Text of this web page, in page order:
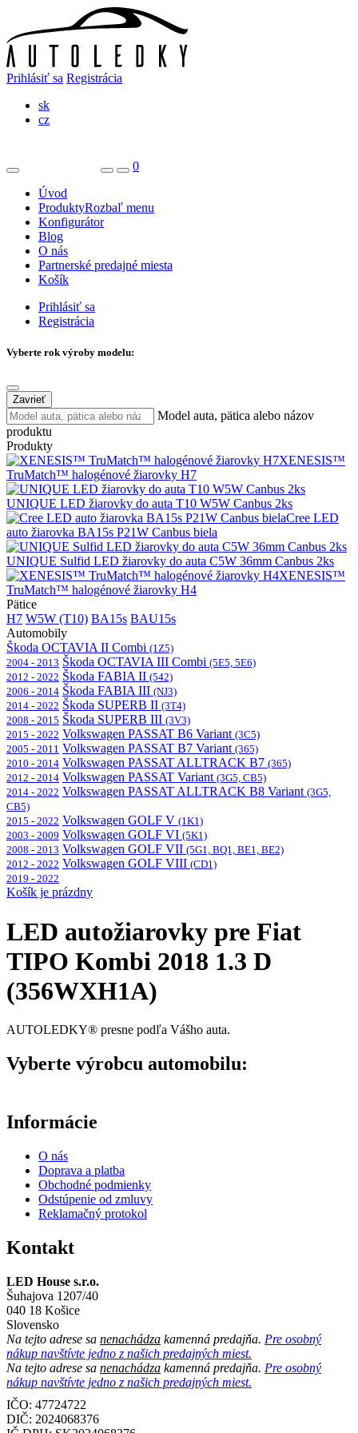
Prihlásiť sa Registrácia
sk
cz
0
Úvod
ProduktyRozbaľ menu
Konfigurátor
Blog
O nás
Partnerské predajné miesta
Košík
Prihlásiť sa
Registrácia
Vyberte rok výroby modelu:
Zavrieť
Model auta, pätica alebo názov
produktu
Produkty
XENESIS™
TruMatch™ halogénové žiarovky H7
UNIQUE LED žiarovky do auta T10 W5W Canbus 2ks
Cree LED
auto žiarovka BA15s P21W Canbus biela
UNIQUE Sulfid LED žiarovky do auta C5W 36mm Canbus 2ks
XENESIS™
TruMatch™ halogénové žiarovky H4
Pätice
H7 W5W (T10) BA15s BAU15s
Automobily
Škoda OCTAVIA II Combi (1Z5)
2004 - 2013 Škoda OCTAVIA III Combi (5E5, 5E6)
2012 - 2022 Škoda FABIA II (542)
2006 - 2014 Škoda FABIA III (NJ3)
2014 - 2022 Škoda SUPERB II (3T4)
2008 - 2015 Škoda SUPERB III (3V3)
2015 - 2022 Volkswagen PASSAT B6 Variant (3C5)
2005 - 2011 Volkswagen PASSAT B7 Variant (365)
2010 - 2014 Volkswagen PASSAT ALLTRACK B7 (365)
2012 - 2014 Volkswagen PASSAT Variant (3G5, CB5)
2014 - 2022 Volkswagen PASSAT ALLTRACK B8 Variant (3G5,
CB5)
2015 - 2022 Volkswagen GOLF V (1K1)
2003 - 2009 Volkswagen GOLF VI (5K1)
2008 - 2013 Volkswagen GOLF VII (5G1, BQ1, BE1, BE2)
2012 - 2022 Volkswagen GOLF VIII (CD1)
2019 - 2022
Košík je prázdny
LED autožiarovky pre Fiat
TIPO Kombi 2018 1.3 D
(356WXH1A)
AUTOLEDKY® presne podľa Vášho auta.
Vyberte výrobcu automobilu:
Informácie
O nás
Doprava a platba
Obchodné podmienky
Odstúpenie od zmluvy
Reklamačný protokol
Kontakt
LED House s.r.o.
Šuhajova 1207/40
040 18 Košice
Slovensko
Na tejto adrese sa nenachádza kamenná predajňa. Pre osobný
nákup navštívte jedno z našich predajných miest.
Na tejto adrese sa nenachádza kamenná predajňa. Pre osobný
nákup navštívte jedno z našich predajných miest.
IČO: 47724722
DIČ: 2024068376